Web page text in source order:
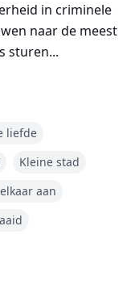
in criminele
naar de meest
sturen...
naar haar
Cara,
liefde
Kleine stad
aan